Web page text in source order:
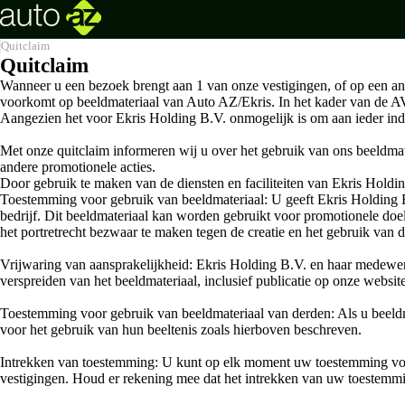
Wat kunnen wij voor jou betekenen?
Service
Werkplaatsafspraak
Onderhoud
Wat kunnen wij voor jou betekenen?
Diensten
Financieren
Wagenparkbeheer
Sinds 1988 een begrip in de autobranche.
Over ons
Vestigingen
Vacatures
Quitclaim
Quitclaim
Wanneer u een bezoek brengt aan 1 van onze vestigingen, of op een
voorkomt op beeldmateriaal van Auto AZ/Ekris. In het kader van de
Aangezien het voor Ekris Holding B.V. onmogelijk is om aan ieder
Met onze quitclaim informeren wij u over het gebruik van ons
andere promotionele acties.
Door gebruik te maken van de diensten en faciliteiten van Ekris
Toestemming voor gebruik van beeldmateriaal: U geeft Ekris Holding
bedrijf. Dit beeldmateriaal kan worden gebruikt voor promotionele
het portretrecht bezwaar te maken tegen de creatie en het gebruik van
Vrijwaring van aansprakelijkheid: Ekris Holding B.V. en haar
verspreiden van het beeldmateriaal, inclusief publicatie op onze
Toestemming voor gebruik van beeldmateriaal van derden: Als u
voor het gebruik van hun beeltenis zoals hierboven beschreven.
Intrekken van toestemming: U kunt op elk moment uw toestemming
vestigingen. Houd er rekening mee dat het intrekken van uw